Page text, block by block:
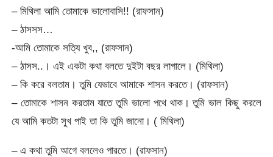
– মিথিলা আমি তোমাকে ভালোবাসি!! (রাফসান)
– ঠাসসস…
-আমি তোমাকে সত্যি খুব,, (রাফসান)
– ঠাসস..। এই একটা কথা বলতে দুইটা বছর লাগালে। (মিথিলা)
– কি করে বলতাম। তুমি যেভাবে আমাকে শাসন করতে। (রাফসান)
– তোমাকে শাসন করতাম যাতে তুমি ভালো পথে থাক। তুমি ভাল কিছু করলে
যে আমি কতটা সুখ পাই তা কি তুমি জানো। ( মিথিলা)
– এ কথা তুমি আগে বললেও পারতে। (রাফসান)